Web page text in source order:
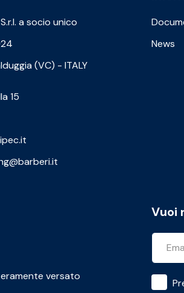
a socio unico
(VC) - ITALY
15
News
versato
Vuoi